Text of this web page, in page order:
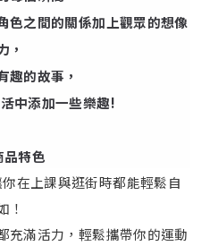
色之間的關係加上觀眾的想像
，
趣的故事，
中添加一些樂趣!
特色
在上課與逛街時都能輕鬆自
！
充滿活力，輕鬆攜帶你的運動